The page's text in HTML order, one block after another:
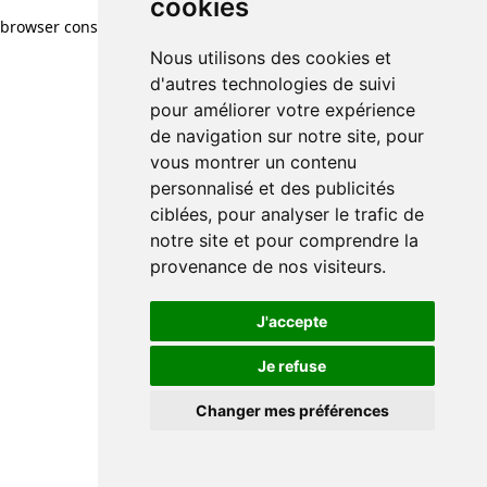
cookies
Nous utilisons des cookies et
d'autres technologies de suivi
pour améliorer votre expérience
de navigation sur notre site, pour
vous montrer un contenu
personnalisé et des publicités
ciblées, pour analyser le trafic de
notre site et pour comprendre la
provenance de nos visiteurs.
J'accepte
Je refuse
Changer mes préférences
browser console for more information)